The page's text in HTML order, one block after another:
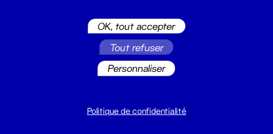
Du lundi au vendredi 14h → 18h
OK, tout accepter
Tout refuser
Personnaliser
Politique de confidentialité